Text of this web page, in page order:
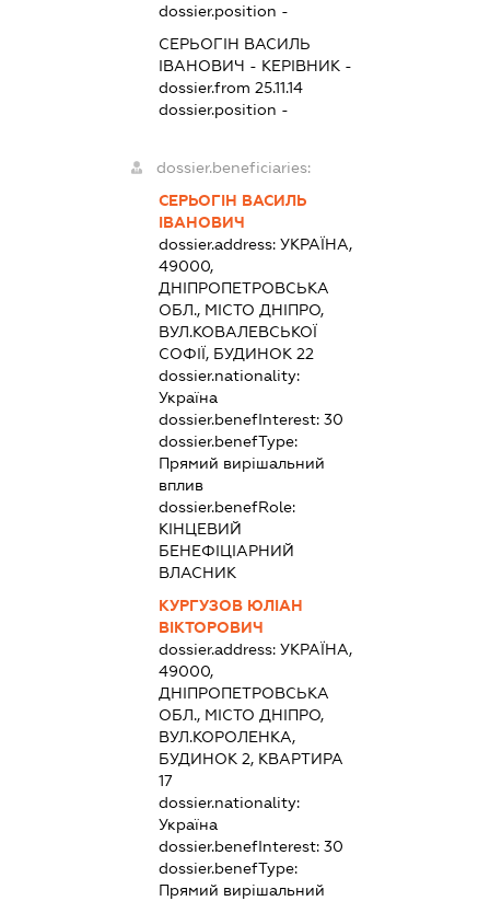
dossier.position -
СЕРЬОГІН ВАСИЛЬ
ІВАНОВИЧ - КЕРІВНИК -
dossier.from 25.11.14
dossier.position -
dossier.beneficiaries:
СЕРЬОГІН ВАСИЛЬ
ІВАНОВИЧ
dossier.address:УКРАЇНА,
49000,
ДНІПРОПЕТРОВСЬКА
ОБЛ., МІСТО ДНІПРО,
ВУЛ.КОВАЛЕВСЬКОЇ
СОФІЇ, БУДИНОК 22
dossier.nationality:
Україна
dossier.benefInterest:30
dossier.benefType:
Прямий вирішальний
вплив
dossier.benefRole:
КІНЦЕВИЙ
БЕНЕФІЦІАРНИЙ
ВЛАСНИК
КУРГУЗОВ ЮЛІАН
ВІКТОРОВИЧ
dossier.address:УКРАЇНА,
49000,
ДНІПРОПЕТРОВСЬКА
ОБЛ., МІСТО ДНІПРО,
ВУЛ.КОРОЛЕНКА,
БУДИНОК 2, КВАРТИРА
17
dossier.nationality:
Україна
dossier.benefInterest:30
dossier.benefType:
Прямий вирішальний